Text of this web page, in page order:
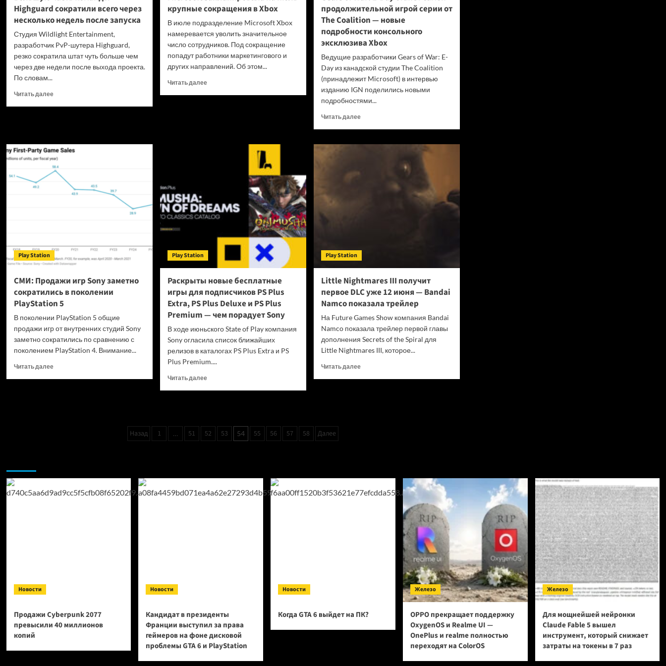
Highguard сократили всего через
несколько недель после запуска
Студия Wildlight Entertainment,
разработчик PvP-шутера Highguard,
резко сократила штат чуть больше чем
через две недели после выхода проекта.
По словам...
Читать далееПрочитать
Highguard
сократили
всего
через
несколько
недель
крупные сокращения в Xbox
В июле подразделение Microsoft Xbox
намеревается уволить значительное
число сотрудников. Под сокращение
попадут работники маркетингового и
других направлений. Об этом...
Читать далееПрочитать
продолжительной игрой серии от
The Coalition — новые
подробности консольного
эксклюзива Xbox
Ведущие разработчики Gears of War: E-
Day из канадской студии The Coalition
(принадлежит Microsoft) в интервью
изданию IGN поделились новыми
подробностями...
Читать далееПрочитать
Gears
подробности
консольного
эксклюзива
Play Station
СМИ: Продажи игр Sony заметно
сократились в поколении
PlayStation 5
В поколении PlayStation 5 общие
продажи игр от внутренних студий Sony
заметно сократились по сравнению с
поколением PlayStation 4. Внимание...
Читать далееПрочитать
5
Play Station
Раскрыты новые бесплатные
игры для подписчиков PS Plus
Extra, PS Plus Deluxe и PS Plus
Premium — чем порадует Sony
В ходе июньского State of Play компания
Sony огласила список ближайших
релизов в каталогах PS Plus Extra и PS
Plus Premium....
Читать далееПрочитать
игры
для
Extra,
PS
Play Station
Little Nightmares III получит
первое DLC уже 12 июня — Bandai
Namco показала трейлер
На Future Games Show компания Bandai
Namco показала трейлер первой главы
дополнения Secrets of the Spiral для
Little Nightmares III, которое...
Читать далееПрочитать
—
Namco
Пагинация
Назад 1 … 51 52 53 54 55 56 57 58 Далее
Новости
Продажи Cyberpunk 2077
превысили 40 миллионов
копий
Новости
Кандидат в президенты
Франции выступил за права
геймеров на фоне дисковой
проблемы GTA 6 и PlayStation
Новости
Когда GTA 6 выйдет на ПК?
Железо
OPPO прекращает поддержку
OxygenOS и Realme UI —
OnePlus и realme полностью
переходят на ColorOS
Железо
Для мощнейшей нейронки
Claude Fable 5 вышел
инструмент, который снижает
затраты на токены в 7 раз